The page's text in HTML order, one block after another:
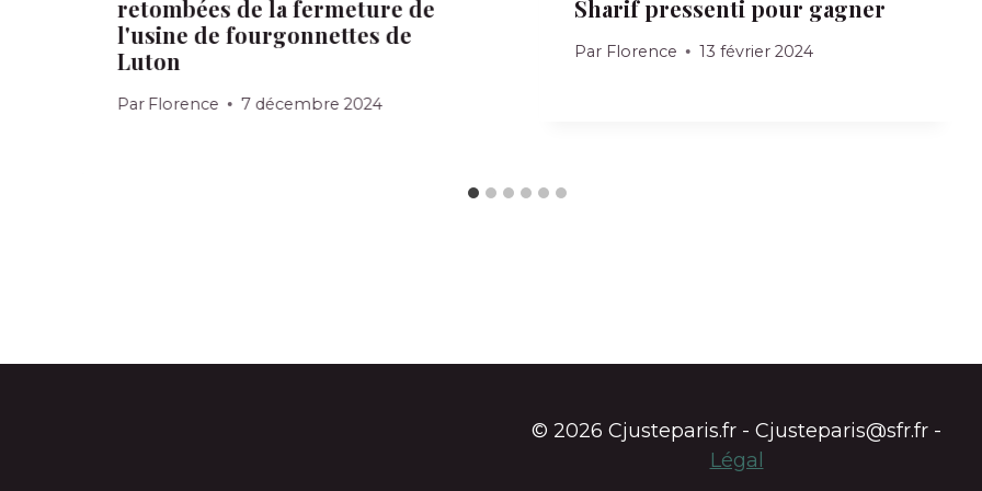
retombées de la fermeture de
l'usine de fourgonnettes de
Luton
Par Florence 7 décembre 2024
Sharif pressenti pour gagner
Par Florence 13 février 2024
© 2026 Cjusteparis.fr - Cjusteparis@sfr.fr -
Légal